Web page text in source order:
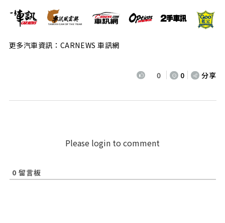
更多汽車資訊：CARNEWS 車訊網
0 0 分享
Please login to comment
0 留言板